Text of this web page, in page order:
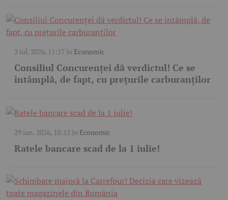
3 iul. 2026, 11:17în Economic
Consiliul Concurenței dă verdictul! Ce se
întâmplă, de fapt, cu prețurile carburanților
29 iun. 2026, 10:12 în Economic
Ratele bancare scad de la 1 iulie!